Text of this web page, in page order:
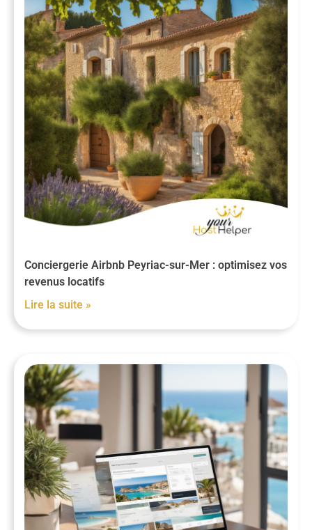
Conciergerie Airbnb Peyriac-sur-Mer : optimisez vos
revenus locatifs
Lire la suite »